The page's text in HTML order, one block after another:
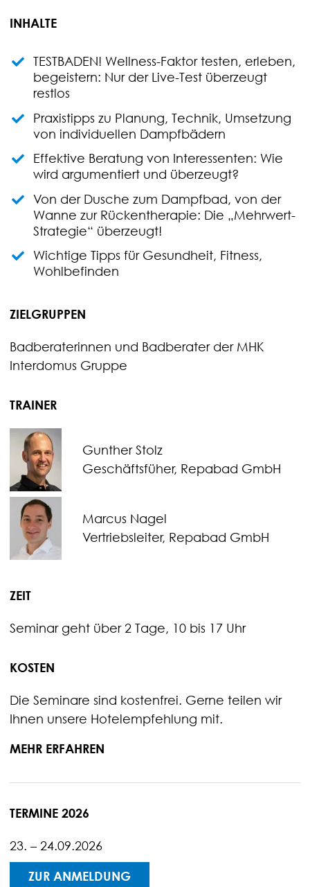
INHALTE
TESTBADEN! Wellness-Faktor testen, erleben,
begeistern: Nur der Live-Test überzeugt
restlos
Praxistipps zu Planung, Technik, Umsetzung
von individuellen Dampfbädern
Effektive Beratung von Interessenten: Wie
wird argumentiert und überzeugt?
Von der Dusche zum Dampfbad, von der
Wanne zur Rückentherapie: Die „Mehrwert-
Strategie“ überzeugt!
Wichtige Tipps für Gesundheit, Fitness,
Wohlbefinden
ZIELGRUPPEN
Badberaterinnen und Badberater der MHK
Interdomus Gruppe
TRAINER
Gunther Stolz
Geschäftsfüher, Repabad GmbH
Marcus Nagel
Vertriebsleiter, Repabad GmbH
ZEIT
Seminar geht über 2 Tage, 10 bis 17 Uhr
KOSTEN
Die Seminare sind kostenfrei. Gerne teilen wir
Ihnen unsere Hotelempfehlung mit.
MEHR ERFAHREN
TERMINE 2026
23. – 24.09.2026
ZUR ANMELDUNG